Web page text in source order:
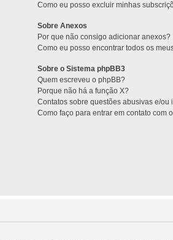
Como eu posso excluir minhas
Sobre Anexos
Por que não consigo adicionar anexos?
Como eu posso encontrar todos os
Sobre o Sistema phpBB3
Quem escreveu o phpBB?
Porque não há a função X?
Contatos sobre questões abusivas e/
Como faço para entrar em contato com